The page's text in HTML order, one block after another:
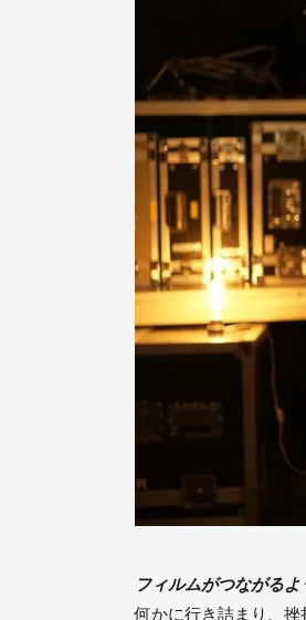
フィルムがつながる
何かに行き詰まり、